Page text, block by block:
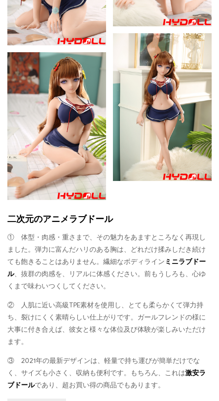
二次元のアニメラブドール
① 体型・肉感・重さまで、その魅力をあますところなく再現し
ました。弾力に富んだハリのある胸は、どれだけ揉みしだき続け
ても飽きることはありません。繊細なボディライン ミニラブドー
ル、抜群の肉感を、リアルに体感ください。前もうしろも、心ゆ
くまで味わいつくしてください。
② 人肌に近い高級TPE素材を使用し、とても柔らかくて弾力持
ち、裂けにくく素晴らしい仕上がりです。ガールフレンドの様に
大事に付き合えば、彼女と様々な体位及び体験が楽しみいただけ
ます。
③ 2021年の最新デザインは、軽量で持ち運びが簡単だけでな
く、サイズも小さく、収納も便利です。もちろん、これは激安ラ
ブドールであり、超お買い得の商品でもあります。